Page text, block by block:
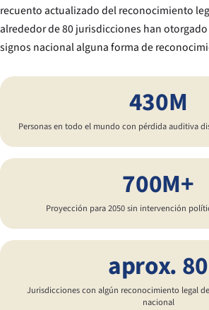
recuento actualizado del reconocimiento
alrededor de 80 jurisdicciones han
signos nacional alguna forma de
430M
Personas en todo el mundo con pérdida auditiva
700M+
Proyección para 2050 sin intervención
aprox. 80
Jurisdicciones con algún reconocimiento legal
nacional